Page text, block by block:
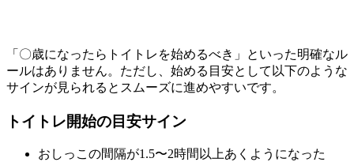
「〇歳になったらトイトレを始めるべき」といった明確なル
ールはありません。ただし、始める目安として以下のような
サインが見られるとスムーズに進めやすいです。
トイトレ開始の目安サイン
おしっこの間隔が1.5〜2時間以上あくようになった